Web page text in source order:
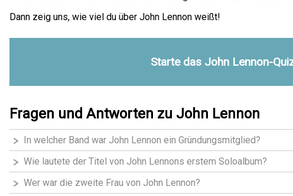
Dann zeig uns, wie viel du über John Lennon weißt!
Starte das John Lennon-
Fragen und Antworten zu John Lennon
In welcher Band war John Lennon ein Gründungsmitglied?
Wie lautete der Titel von John Lennons erstem Soloalbum?
Wer war die zweite Frau von John Lennon?